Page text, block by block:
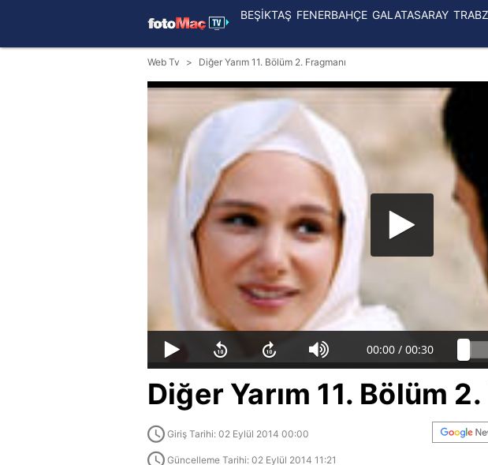
BEŞİKTAŞ FENERBAHÇE GALATASARAY
Web Tv Diğer Yarım 11. Bölüm 2. Fragmanı
00:00 / 00:30
Diğer Yarım 11. Bölüm 2.
Giriş Tarihi: 02 Eylül 2014 00:00
Güncelleme Tarihi: 02 Eylül 2014 11:21